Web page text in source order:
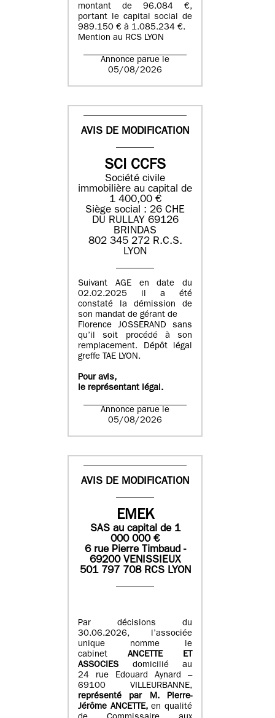
montant de 96.084 €,
portant le capital social de
989.150 € à 1.085.234 €.
Mention au RCS LYON
Annonce parue le
05/08/2026
AVIS DE MODIFICATION
SCI CCFS
Société civile
immobilière au capital de
1 400,00 €
Siège social : 26 CHE
DU RULLAY 69126
BRINDAS
802 345 272 R.C.S.
LYON
Suivant AGE en date du
02.02.2025 il a été
constaté la démission de
son mandat de gérant de
Florence JOSSERAND sans
qu’il soit procédé à son
remplacement. Dépôt légal
greffe TAE LYON.
Pour avis,
le représentant légal.
Annonce parue le
05/08/2026
AVIS DE MODIFICATION
EMEK
SASau capital de 1
000 000€
6 rue Pierre Timbaud -
69200 VENISSIEUX
501 797 708 RCS LYON
Par décisions du
30.06.2026, l’associée
unique nomme le
cabinet ANCETTE ET
ASSOCIES
domicilié au
24 rue Edouard Aynard –
69100 VILLEURBANNE,
représenté par M.Pierre-
Jérôme ANCETTE, en qualité